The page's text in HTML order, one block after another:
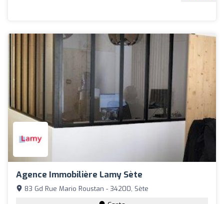
Agence Immobilière Lamy Sète
83 Gd Rue Mario Roustan - 34200, Sète